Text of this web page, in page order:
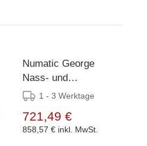
Numatic George
Nass- und
Trockensauger GVE
1 - 3 Werktage
721,49 €
858,57 € inkl. MwSt.